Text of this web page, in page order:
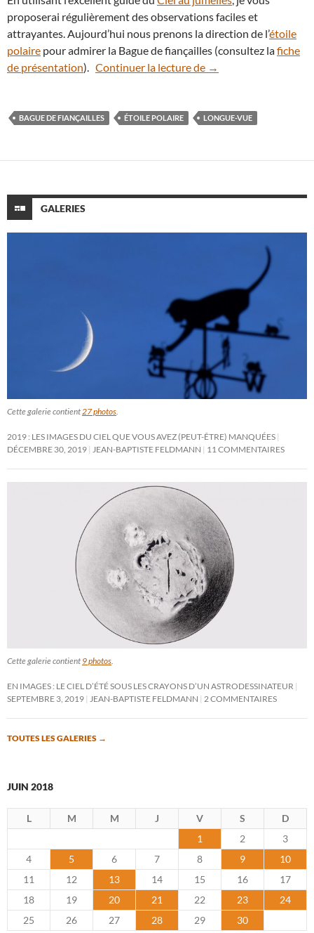
proposerai régulièrement des observations faciles et
attrayantes. Aujourd’hui nous prenons la direction de l’étoile
polaire pour admirer la Bague de fiançailles (consultez lafiche
de présentation). Continuer la lecture de Le ciel dans une
→
BAGUE DE FIANÇAILLES ÉTOILE POLAIRE LONGUE-VUE
GALERIES
Cette galerie contient27 photos.
2019 : LES IMAGES DU CIEL QUE VOUS AVEZ (PEUT-ÊTRE) MANQUÉES
DÉCEMBRE 30, 2019 JEAN-BAPTISTE FELDMANN 11 COMMENTAIRES
Cette galerie contient 9 photos
EN IMAGES : LE CIEL D’ÉTÉ SOUS LES CRAYONS D’UN ASTRODESSINATEUR
SEPTEMBRE 3, 2019
JEAN-BAPTISTE FELDMANN 2 COMMENTAIRES
TOUTES LES GALERIES →
JUIN 2018
L M M J V S
D
1
2
3
4
5 6 7 8 9
10
11
12 13 14 15 16
17
18
19 20 21 22 23
24
25
26 27 28 29
30